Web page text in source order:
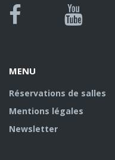
Bluesky
Canal
MENU
Réservations de salles
Mentions légales
Newsletter